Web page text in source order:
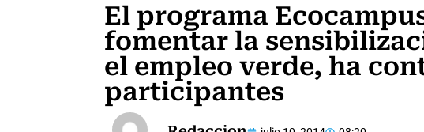
El programa
fomentar la
el empleo verde, ha
participantes